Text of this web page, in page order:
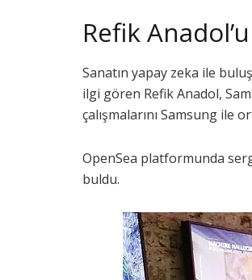
Refik
Sanatın yapay zeka ile
ilgi gören Refik Anadol,
çalışmalarını Samsung ile
OpenSea platformunda
buldu.